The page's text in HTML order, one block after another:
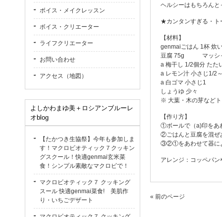
ヘルシーはもちろん
★カンタンすぎる・
【材料】
genmaiごはん 1杯 炊
豆腐 75g マッシャ
a 梅干し 1/2個分 たた
a レモン汁 小さじ1/2
a 白ゴマ 小さじ1
しょうゆ 少々
※ 大葉・木の芽など
【作り方】
①ボールで（a)印をあ
②ごはんと豆腐を混ぜ
③②①をあわせて器に
アレンジ：コッペパ
« 前のページ
ボイス・メイクレッスン
ボイス・クリエーター
ライフクリエーター
お問い合わせ
アクセス（地図）
よしかわまゆ美＋ロシアンブルーレ
オblog
【たかつき生協祭】今年も参加しま
す！マクロビオティック７クッキン
グスクール！快適genmai玄米菜
食！シンプル素敵なマクロビで！
マクロビオティック７ クッキング
スール 快適genmai菜食! 美肌作
り・いちごデザート